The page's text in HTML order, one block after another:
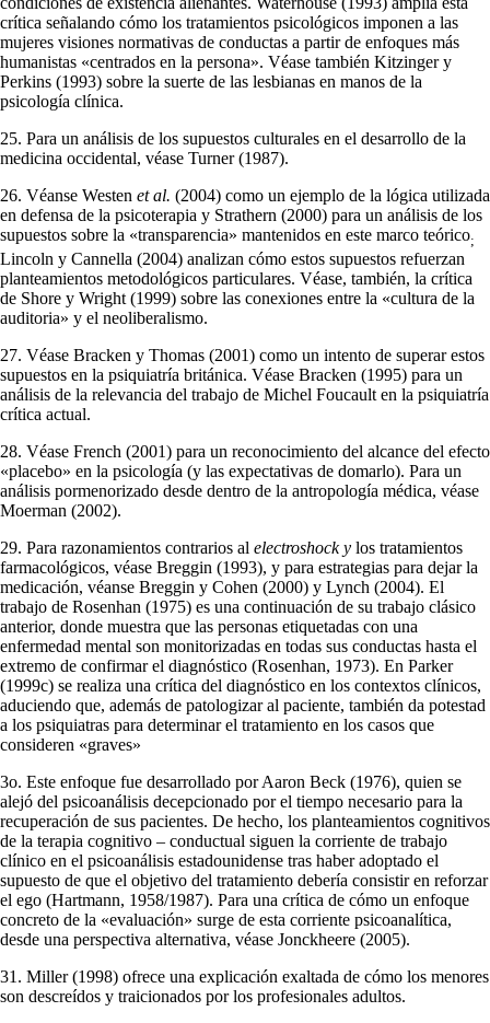
crítica señalando cómo los tratamientos psico­lógicos imponen a las
mujeres visiones normativas de conductas a partir de enfoques más
humanistas «centrados en la persona». Véase también Kitzinger y
Perkins (1993) sobre la suerte de las lesbianas en manos de la
psicología clí­nica.
25. Para un análisis de los supuestos culturales en el desarrollo de la
medicina occidental, véase Turner (1987).
26. Véanse Westen et al. (2004) como un ejemplo de la lógica utilizada
en defensa de la psicoterapia y Strathern (2000) para un análisis de los
supuestos sobre la «transparencia» mantenidos en este marco teórico;
Lincoln y Cannella (2004) analizan cómo estos supuestos refuerzan
planteamientos metodológicos par­ticulares. Véase, también, la crítica
de Shore y Wright (1999) sobre las conexiones entre la «cultura de la
auditoria» y el neoliberalismo.
27. Véase Bracken y Thomas (2001) como un intento de superar estos
supuestos en la psiquiatría británica. Véase Bracken (1995) para un
análisis de la rele­vancia del trabajo de Michel Foucault en la psiquiatría
crítica actual.
28. Véase French (2001) para un reconocimiento del alcance del efecto
«placebo» en la psicología (y las expectativas de domarlo). Para un
análisis pormenoriza­do desde dentro de la antropología médica, véase
Moerman (2002).
29. Para razonamientos contrarios al electroshock y los tratamientos
farmacológi­cos, véase Breggin (1993), y para estrategias para dejar la
medicación, véanse Breggin y Cohen (2000) y Lynch (2004). El
trabajo de Rosenhan (1975) es una continuación de su trabajo clásico
anterior, donde muestra que las personas eti­quetadas con una
enfermedad mental son monitorizadas en todas sus conductas hasta el
extremo de confirmar el diagnóstico (Rosenhan, 1973). En Parker
(1999c) se realiza una crítica del diagnóstico en los contextos clínicos,
adu­ciendo que, además de patologizar al paciente, también da potestad
a los psiquiatras para determinar el tratamiento en los casos que
consideren «gra­ves»
3o. Este enfoque fue desarrollado por Aaron Beck (1976), quien se
alejó del psi­coanálisis decepcionado por el tiempo necesario para la
recuperación de sus pacientes. De hecho, los planteamientos cognitivos
de la terapia cognitivo – conductual siguen la corriente de trabajo
clínico en el psicoanálisis estadounidense tras haber adoptado el
supuesto de que el objetivo del trata­miento debería consistir en reforzar
el ego (Hartmann, 1958/1987). Para una crítica de cómo un enfoque
concreto de la «evaluación» surge de esta corrien­te psicoanalítica,
desde una perspectiva alternativa, véase Jonckheere (2005).
31. Miller (1998) ofrece una explicación exaltada de cómo los menores
son des­creídos y traicionados por los profesionales adultos.